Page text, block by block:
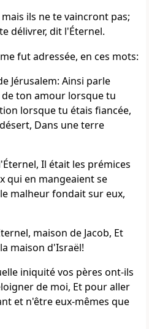
ils ne te vaincront pas;
délivrer, dit l'Éternel.
fut adressée, en ces mots:
Jérusalem: Ainsi parle
de ton amour lorsque tu
lorsque tu étais fiancée,
Dans une terre
Il était les prémices
qui en mangeaient se
malheur fondait sur eux,
maison de Jacob, Et
maison d'Israël!
iniquité vos pères ont-ils
de moi, Et pour aller
et n'être eux-mêmes que